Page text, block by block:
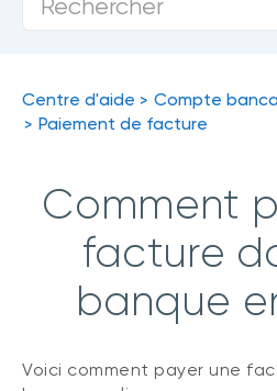
Centre d'aide
Compte
Paiement de facture
Comment
facture
banque
Voici comment payer une